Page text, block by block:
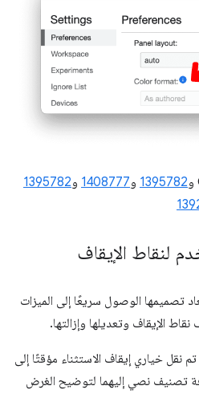
و1395782 و1408777 و1395782
لنقاط الإيقاف
تصميمها الوصول سريعًا إلى الميزات
الإيقاف وتعديلها وإزالتها.
نقل خياري إيقاف الاستثناء مؤقتًا إلى
تصنيف نصي إليهما لتوضيح الغرض